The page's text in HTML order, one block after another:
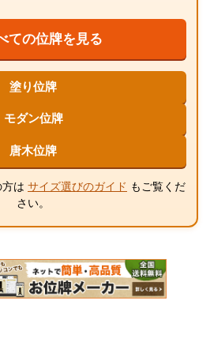
ての位牌を見る
塗り位牌
モダン位牌
唐木位牌
は サイズ選びのガイド もご覧くだ
さい。